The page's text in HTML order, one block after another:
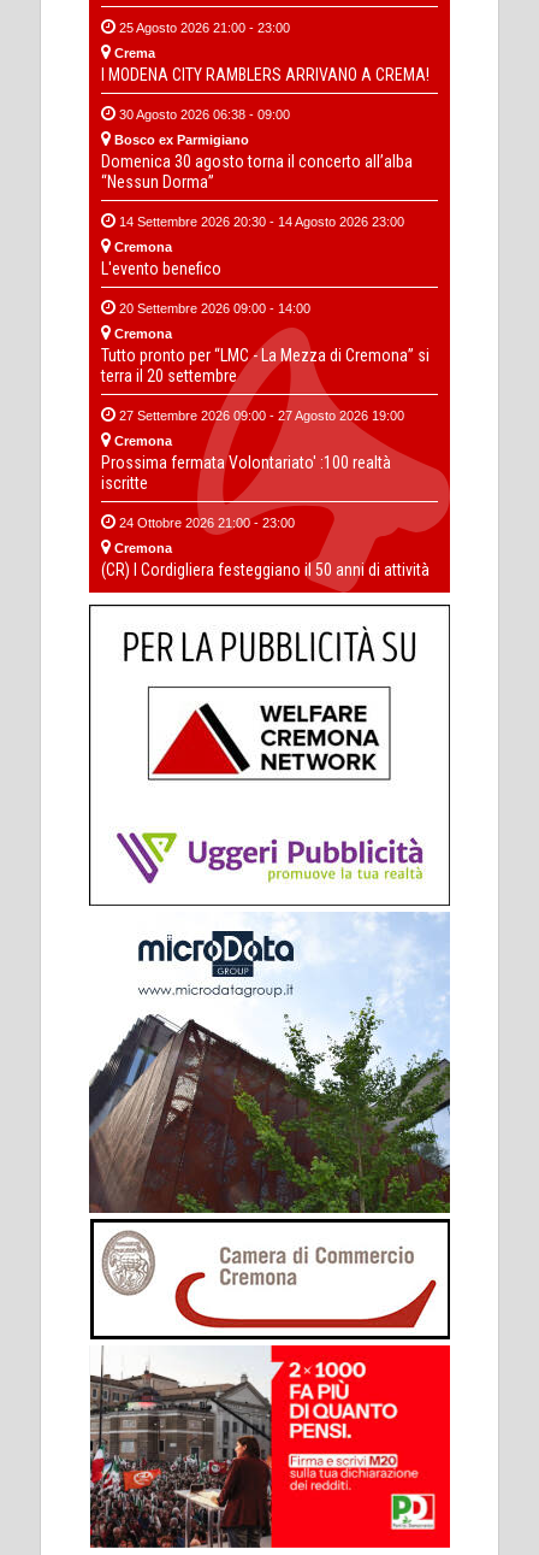
25 Agosto 2026 21:00 - 23:00
Crema
I MODENA CITY RAMBLERS ARRIVANO A CREMA!
30 Agosto 2026 06:38 - 09:00
Bosco ex Parmigiano
Domenica 30 agosto torna il concerto all’alba
“Nessun Dorma”
14 Settembre 2026 20:30 - 14 Agosto 2026 23:00
Cremona
L'evento benefico
20 Settembre 2026 09:00 - 14:00
Cremona
Tutto pronto per “LMC - La Mezza di Cremona” si
terra il 20 settembre
27 Settembre 2026 09:00 - 27 Agosto 2026 19:00
Cremona
Prossima fermata Volontariato' :100 realtà
iscritte
24 Ottobre 2026 21:00 - 23:00
Cremona
(CR) I Cordigliera festeggiano il 50 anni di attività